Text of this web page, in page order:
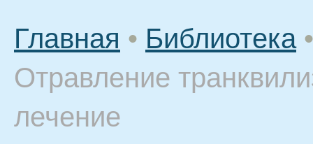
Главная • Библиотека •
Отравление
лечение